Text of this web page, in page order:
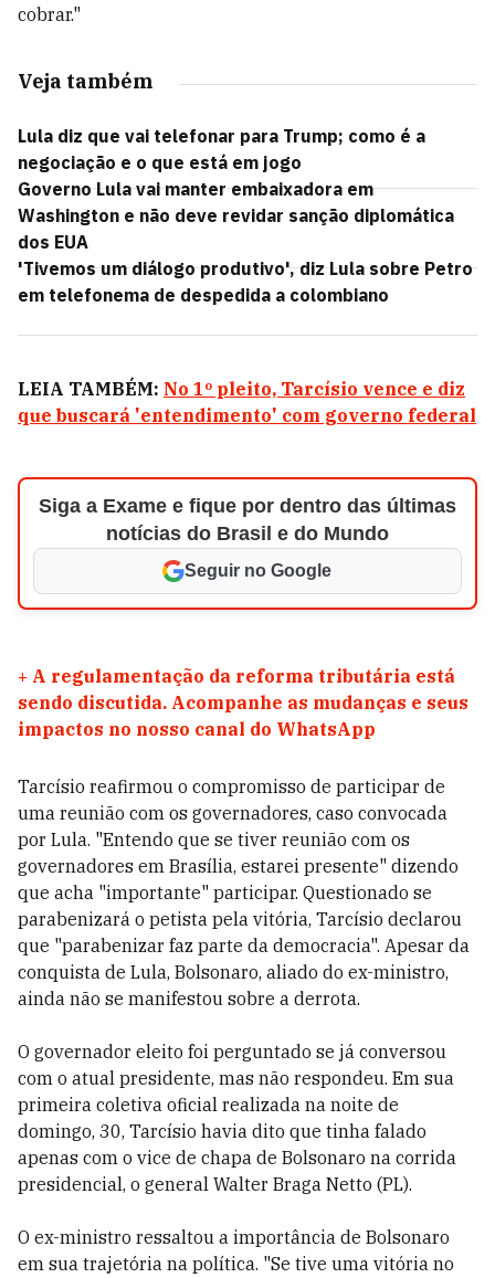
cobrar."
Veja também
Lula diz que vai telefonar para Trump; como é a
negociação e o que está em jogo
Governo Lula vai manter embaixadora em
Washington e não deve revidar sanção diplomática
dos EUA
'Tivemos um diálogo produtivo', diz Lula sobre Petro
em telefonema de despedida a colombiano
LEIA TAMBÉM: No 1º pleito, Tarcísio vence e diz
que buscará 'entendimento' com governo federal
Siga a Exame e fique por dentro das últimas
notícias do Brasil e do Mundo
Seguir no Google
+ A regulamentação da reforma tributária está
sendo discutida. Acompanhe as mudanças e seus
impactos no nosso canal do WhatsApp
Tarcísio reafirmou o compromisso de participar de
uma reunião com os governadores, caso convocada
por Lula. "Entendo que se tiver reunião com os
governadores em Brasília, estarei presente" dizendo
que acha "importante" participar. Questionado se
parabenizará o petista pela vitória, Tarcísio declarou
que "parabenizar faz parte da democracia". Apesar da
conquista de Lula, Bolsonaro, aliado do ex-ministro,
ainda não se manifestou sobre a derrota.
O governador eleito foi perguntado se já conversou
com o atual presidente, mas não respondeu. Em sua
primeira coletiva oficial realizada na noite de
domingo, 30, Tarcísio havia dito que tinha falado
apenas com o vice de chapa de Bolsonaro na corrida
presidencial, o general Walter Braga Netto (PL).
O ex-ministro ressaltou a importância de Bolsonaro
em sua trajetória na política. "Se tive uma vitória no